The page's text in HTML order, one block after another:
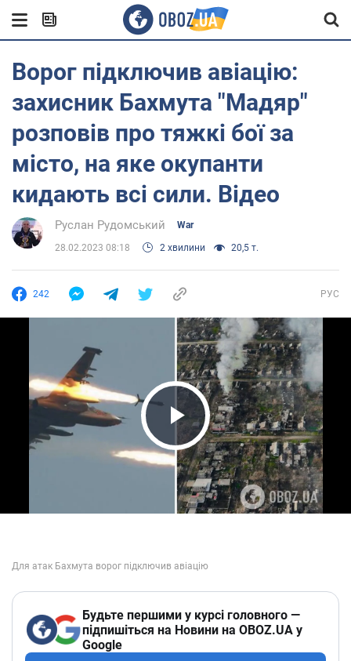
Ворог підключив авіацію:
захисник Бахмута "Мадяр"
розповів про тяжкі бої за
місто, на яке окупанти
кидають всі сили. Відео
Руслан Рудомський War
28.02.2023 08:18 2 хвилини 20,5 т.
242 РУС
Play Video
Будьте першими у курсі головного —
підпишіться на Новини на OBOZ.UA у
Google